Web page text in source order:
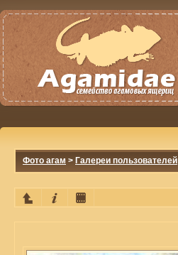
Фото агам > Галереи пользователей